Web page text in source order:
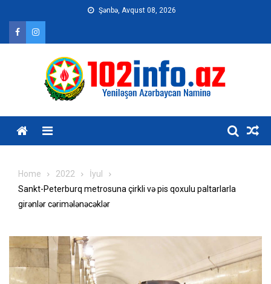
content
Şənbə, Avqust 08, 2026
Home 2022
İyul
Sankt-Peterburq metrosuna çirkli və pis qoxulu paltarlarla
girənlər cərimələnəcəklər